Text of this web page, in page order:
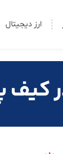
ارز دیجیتال